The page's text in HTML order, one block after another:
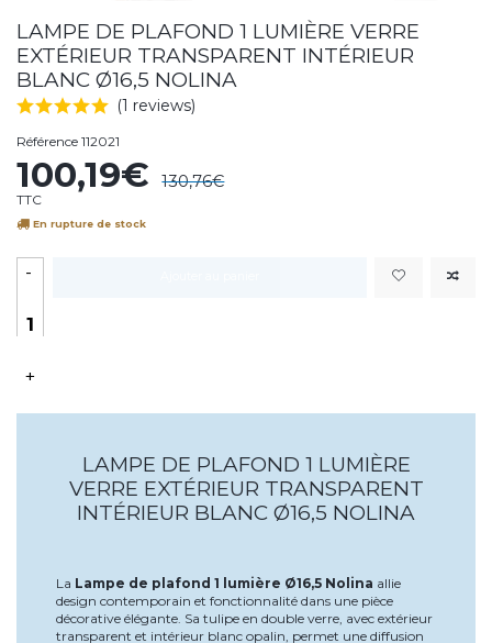
LAMPE DE PLAFOND 1 LUMIÈRE VERRE
EXTÉRIEUR TRANSPARENT INTÉRIEUR
BLANC Ø16,5 NOLINA
(1 reviews)
Référence 112021
100,19€ 130,76€
TTC
En rupture de stock
-
+
LAMPE DE PLAFOND 1 LUMIÈRE
VERRE EXTÉRIEUR TRANSPARENT
INTÉRIEUR BLANC Ø16,5 NOLINA
La Lampe de plafond 1 lumière Ø16,5 Nolina allie
design contemporain et fonctionnalité dans une pièce
décorative élégante. Sa tulipe en double verre, avec extérieur
transparent et intérieur blanc opalin, permet une diffusion